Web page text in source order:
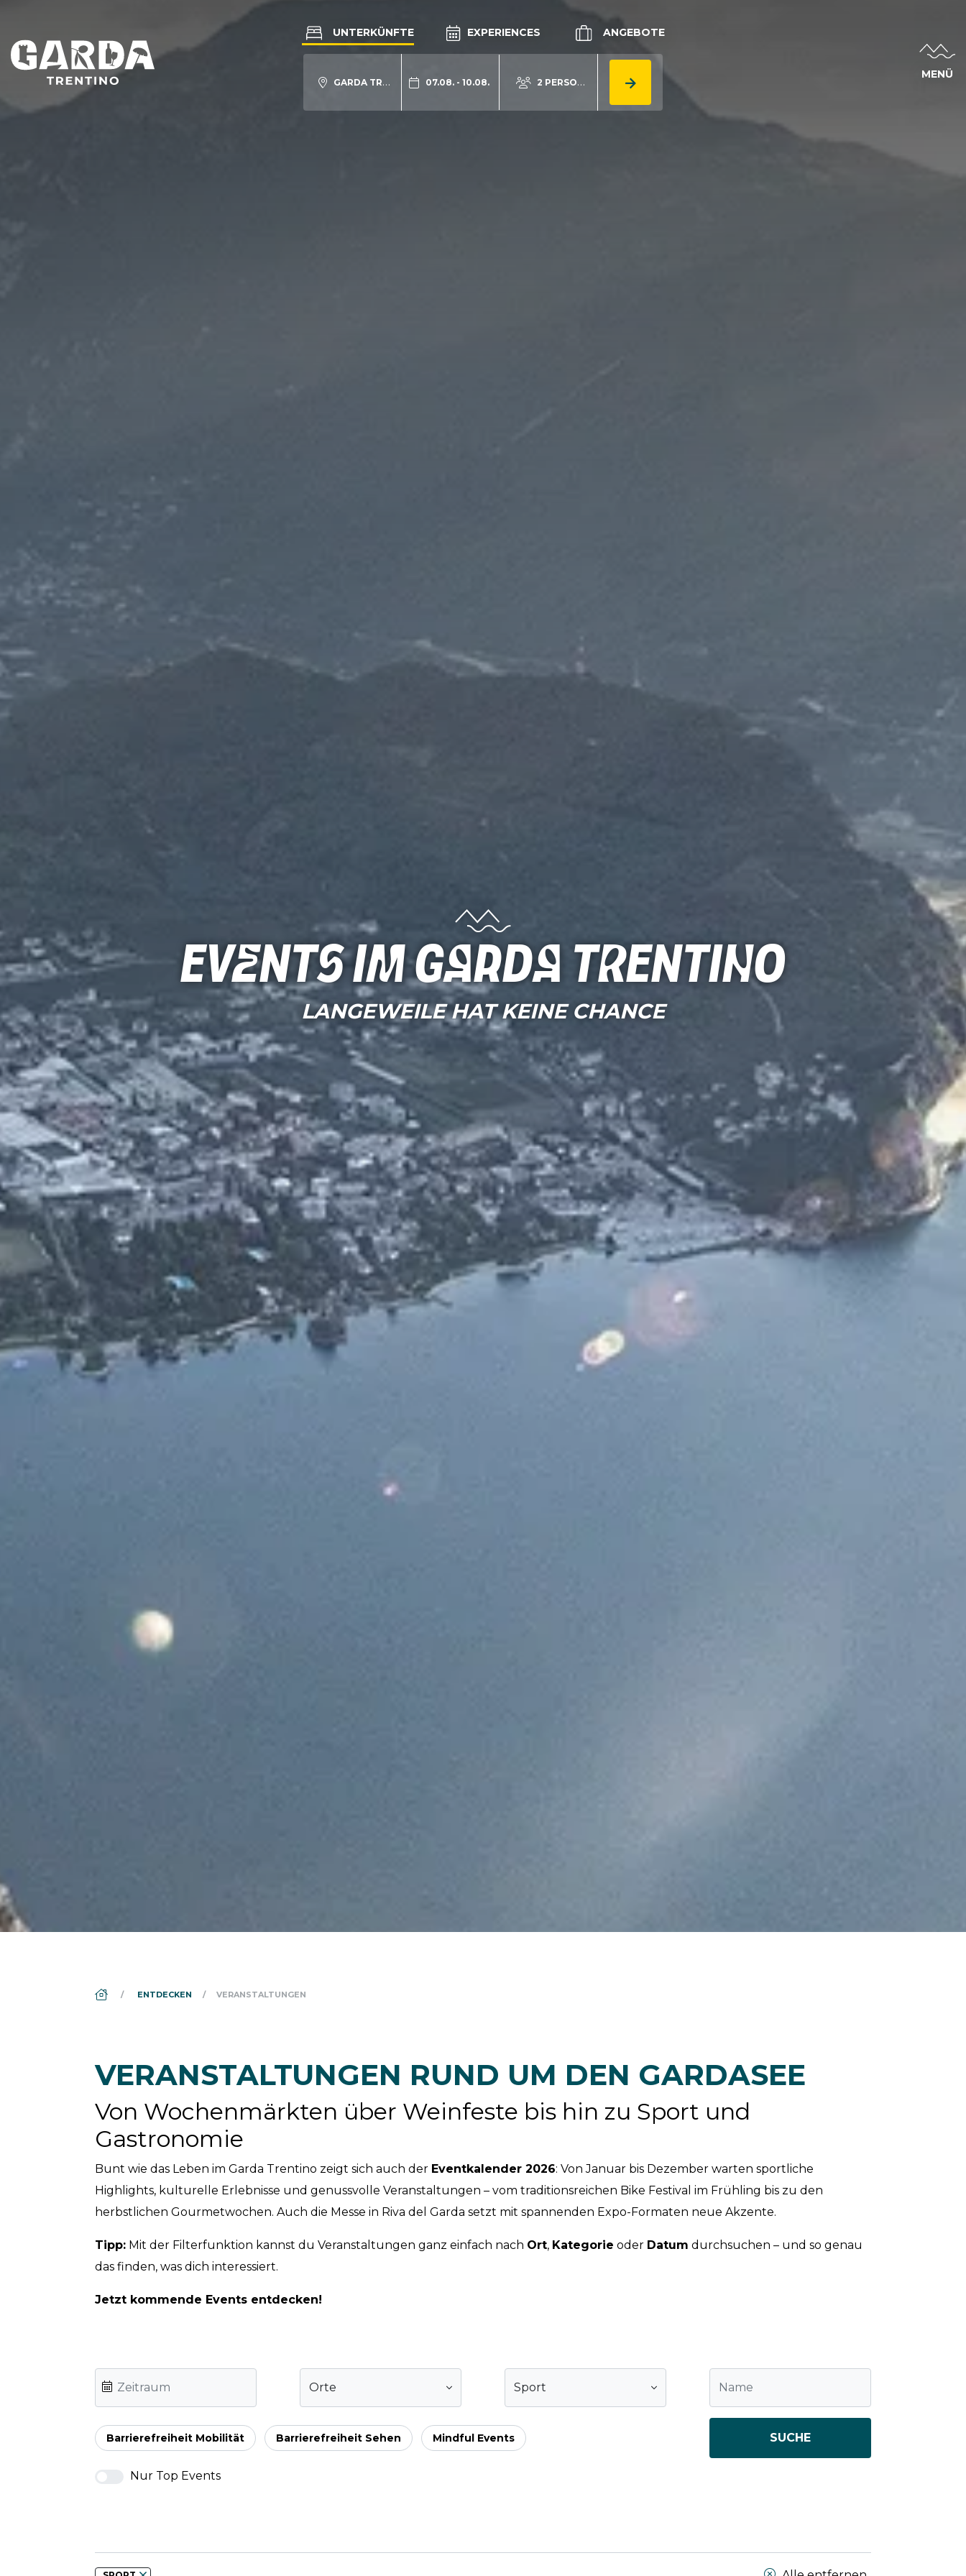
UNTERKÜNFTE EXPERIENCES ANGEBOTE
GARDA TRENTINO 07.08. - 10.08. 2 PERSONEN
MENÜ
Events im Garda Trentino
LANGEWEILE HAT KEINE CHANCE
DS_BREADCRUMB.HOME
ENTDECKEN VERANSTALTUNGEN
VERANSTALTUNGEN RUND UM DEN GARDASEE
Von Wochenmärkten über Weinfeste bis hin zu Sport und
Gastronomie
Bunt wie das Leben im Garda Trentino zeigt sich auch der Eventkalender 2026: Von Januar bis Dezember warten sportliche
Highlights, kulturelle Erlebnisse und genussvolle Veranstaltungen – vom traditionsreichen Bike Festival im Frühling bis zu den
herbstlichen Gourmetwochen. Auch die Messe in Riva del Garda setzt mit spannenden Expo-Formaten neue Akzente.
Tipp: Mit der Filterfunktion kannst du Veranstaltungen ganz einfach nach Ort, Kategorie oder Datum durchsuchen – und so genau
das finden, was dich interessiert.
Jetzt kommende Events entdecken!
Orte Sport
Barrierefreiheit Mobilität Barrierefreiheit Sehen Mindful Events
Nur Top Events
SUCHE